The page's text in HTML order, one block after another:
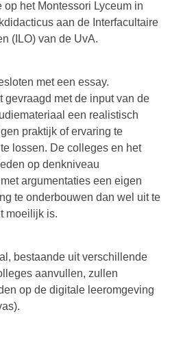
op het Montessori Lyceum in
aan de Interfacultaire
(ILO) van de UvA.
met een essay.
gevraagd met de input van de
een realistisch
praktijk of ervaring te
lossen. De colleges en het
op denkniveau
argumentaties een eigen
te onderbouwen dan wel uit te
moeilijk is.
bestaande uit verschillende
aanvullen, zullen
op de digitale leeromgeving